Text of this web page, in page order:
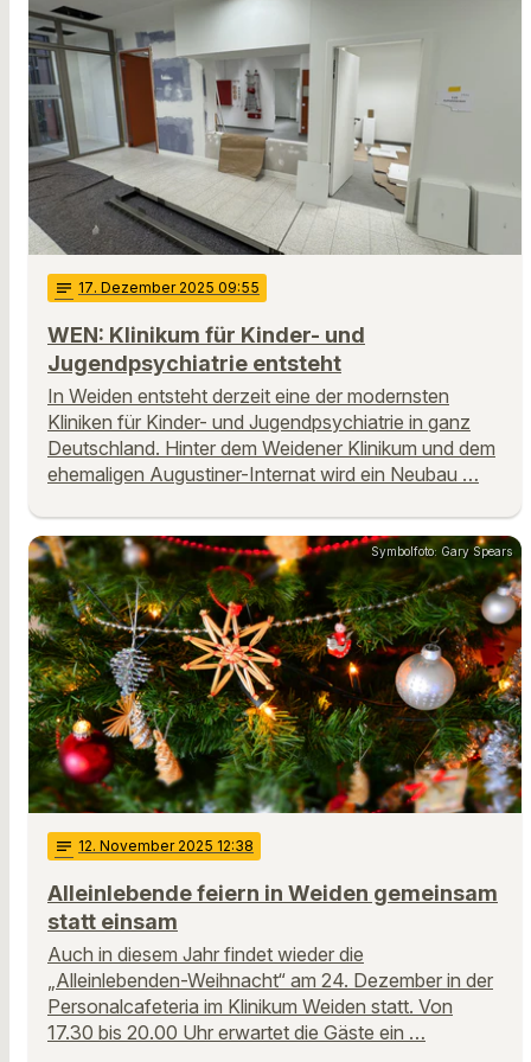
notes 17. Dezember 2025 09:55
WEN: Klinikum für Kinder- und
Jugendpsychiatrie entsteht
In Weiden entsteht derzeit eine der modernsten
Kliniken für Kinder- und Jugendpsychiatrie in ganz
Deutschland. Hinter dem Weidener Klinikum und dem
ehemaligen Augustiner-Internat wird ein Neubau …
Symbolfoto: Gary Spears
notes 12. November 2025 12:38
Alleinlebende feiern in Weiden gemeinsam
statt einsam
Auch in diesem Jahr findet wieder die
„Alleinlebenden-Weihnacht“ am 24. Dezember in der
Personalcafeteria im Klinikum Weiden statt. Von
17.30 bis 20.00 Uhr erwartet die Gäste ein …